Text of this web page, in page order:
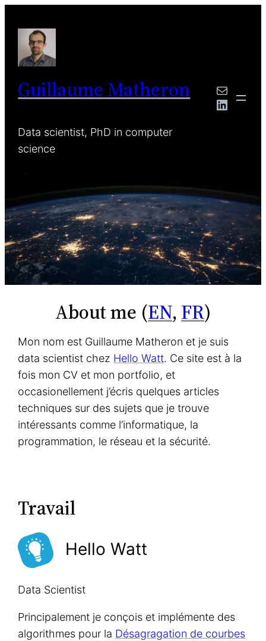
Guillaume Matheron
Data scientist, PhD in computer
science
Mail
About me (EN, FR)
Mon nom est Guillaume Matheron et je suis
data scientist chez Hello Watt. Ce site est à la
fois mon CV et mon portfolio, et
occasionellement j’écris quelques articles
techniques sur des sujets que je trouve
intéressants comme l’informatique, la
programmation, le réseau et la sécurité.
Travail
Hello Watt
Data Scientist
Principalement je conçois et implémente des
algorithmes pour la Désagragation de courbes